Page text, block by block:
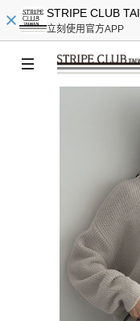
STRIPE CLUB
立刻使用官方APP